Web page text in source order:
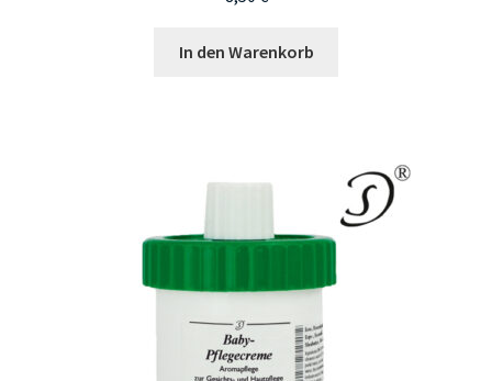
In den Warenkorb